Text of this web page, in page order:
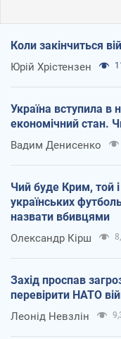
Коли закінчиться
Юрій Хрістензен
Україна вступила в
економічний стан.
Вадим Денисенко
Чий буде Крим, той
українських
назвати вбивцями
Олександр Кірш
Захід проспав
перевірити НАТО
Леонід Невзлін